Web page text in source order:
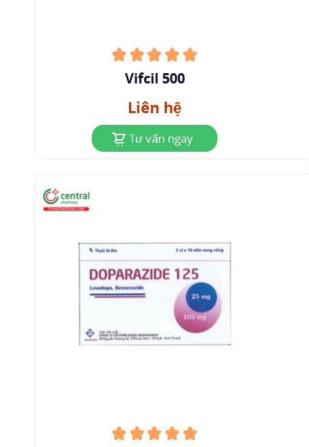
Vifcil 500
Liên hệ
Tư vấn ngay